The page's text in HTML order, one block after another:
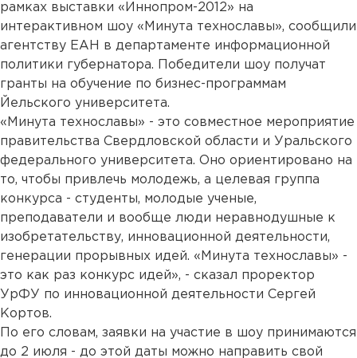
рамках выставки «Иннопром-2012» на
интерактивном шоу «Минута технославы», сообщили
агентству ЕАН в департаменте информационной
политики губернатора. Победители шоу получат
гранты на обучение по бизнес-программам
Йельского университета.
«Минута технославы» - это совместное мероприятие
правительства Свердловской области и Уральского
федерального университета. Оно ориентировано на
то, чтобы привлечь молодежь, а целевая группа
конкурса - студенты, молодые ученые,
преподаватели и вообще люди неравнодушные к
изобретательству, инновационной деятельности,
генерации прорывных идей. «Минута технославы» -
это как раз конкурс идей», - сказал проректор
УрФУ по инновационной деятельности Сергей
Кортов.
По его словам, заявки на участие в шоу принимаются
до 2 июля - до этой даты можно направить свой